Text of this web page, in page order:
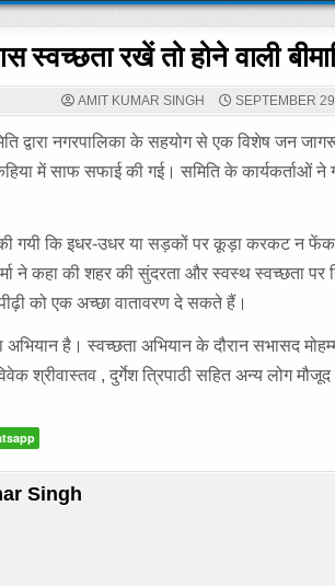
स्वच्छता रखें तो होने वाली
AMIT KUMAR SINGH SEPTEMBER
द्वारा नगरपालिका के सहयोग से एक विशेष जन
में साफ सफाई की गई। समिति के कार्यकर्ताओं
की गयी कि इधर-उधर या सड़कों पर कूड़ा करकट न
ने कहा की शहर की सुंदरता और स्वस्थ स्वच्छता
को एक अच्छा वातावरण दे सकते हैं।
है। स्वच्छता अभियान के दौरान सभासद
श्रीवास्तव , दुर्गेश त्रिपाठी सहित अन्य लोग मौजूद
Singh